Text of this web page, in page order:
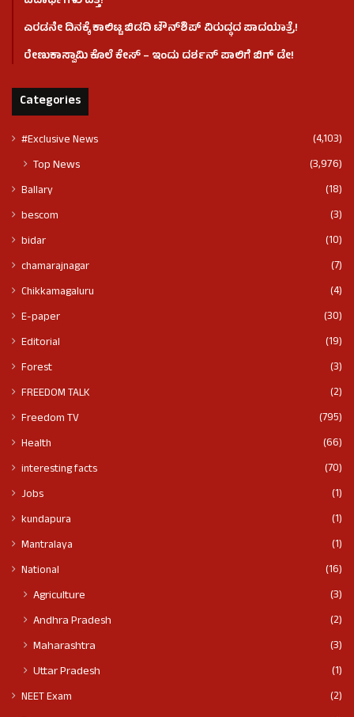
ಎರಡನೇ ದಿನಕ್ಕೆ ಕಾಲಿಟ್ಟ ಬಿಡದಿ ಟೌನ್​ಶಿಪ್ ವಿರುದ್ಧದ ಪಾದಯಾತ್ರೆ!
ರೇಣುಕಾಸ್ವಾಮಿ ಕೊಲೆ‌ ಕೇಸ್​ – ಇಂದು ದರ್ಶನ್ ಪಾಲಿಗೆ ಬಿಗ್ ಡೇ!
Categories
#Exclusive News (4,103)
Top News (3,976)
Ballary
(18)
bescom
(3)
bidar
(10)
chamarajnagar
(7)
Chikkamagaluru
(4)
E-paper
(30)
Editorial
(19)
Forest
(3)
FREEDOM TALK
(2)
Freedom TV
(795)
Health
(66)
interesting facts
(70)
Jobs
(1)
kundapura
(1)
Mantralaya
(1)
National
(16)
Agriculture
(3)
Andhra Pradesh
(2)
Maharashtra
(3)
Uttar Pradesh
(1)
NEET Exam
(2)